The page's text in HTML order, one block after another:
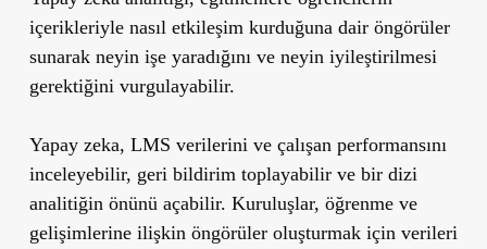
içerikleriyle nasıl etkileşim kurduğuna dair öngörüler
sunarak neyin işe yaradığını ve neyin iyileştirilmesi
gerektiğini vurgulayabilir.
Yapay zeka, LMS verilerini ve çalışan performansını
inceleyebilir, geri bildirim toplayabilir ve bir dizi
analitiğin önünü açabilir. Kuruluşlar, öğrenme ve
gelişimlerine ilişkin öngörüler oluşturmak için verileri